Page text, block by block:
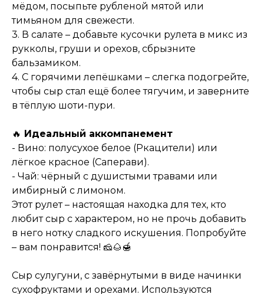
мёдом, посыпьте рубленой мятой или
тимьяном для свежести.
3. В салате – добавьте кусочки рулета в микс из
рукколы, груши и орехов, сбрызните
бальзамиком.
4. С горячими лепёшками – слегка подогрейте,
чтобы сыр стал ещё более тягучим, и заверните
в тёплую шоти-пури.
🔥 Идеальный аккомпанемент
- Вино: полусухое белое (Ркацители) или
лёгкое красное (Саперави).
- Чай: чёрный с душистыми травами или
имбирный с лимоном.
Этот рулет – настоящая находка для тех, кто
любит сыр с характером, но не прочь добавить
в него нотку сладкого искушения. Попробуйте
– вам понравится! 🧀🌰🍯
Сыр сулугуни, с завёрнутыми в виде начинки
сухофруктами и орехами. Используются